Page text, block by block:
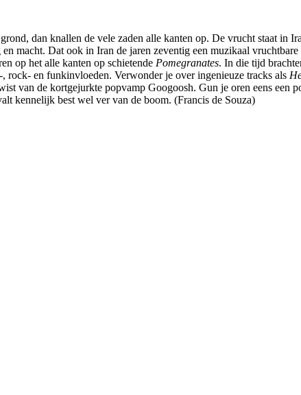
dan knallen de vele zaden alle kanten op. De vrucht staat
macht. Dat ook in Iran de jaren zeventig een muzikaal
op het alle kanten op schietende Pomegranates. In die tijd
, rock- en funkinvloeden. Verwonder je over ingenieuze tracks als
van de kortgejurkte popvamp Googoosh. Gun je oren eens
kennelijk best wel ver van de boom. (Francis de Souza)